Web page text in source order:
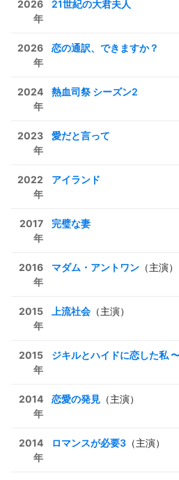
2026
年
21世紀の大君夫人
2026
年
恋の通訳、できますか？
2024
年
熱血司祭 シーズン2
2023
年
愛だと言って
2022
年
アイランド
2017
年
完璧な妻
2016
年
マダム・アントワン （主演）
2015
年
上流社会 （主演）
2015
年
ジキルとハイドに恋した私
2014
年
恋愛の発見 （主演）
2014
年
ロマンスが必要3 （主演）